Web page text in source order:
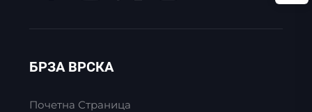
БРЗА ВРСКА
Почетна Страница